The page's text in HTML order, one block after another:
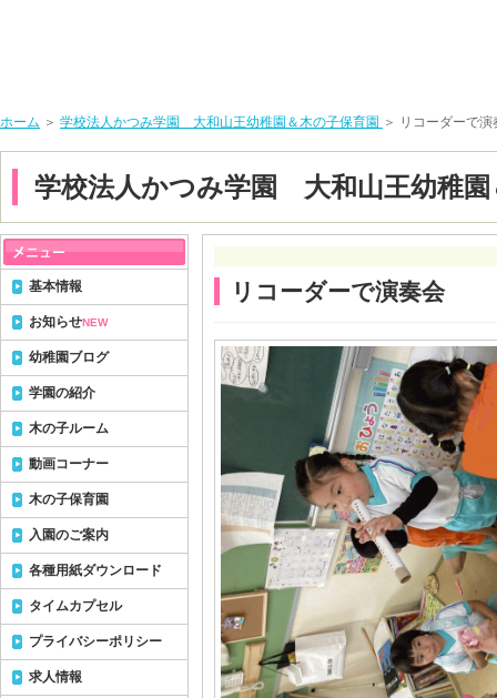
ホーム ＞ 学校法人かつみ学園 大和山王幼稚園＆木の子保育園 ＞ リコーダーで演
学校法人かつみ学園 大和山王幼稚園
リコーダーで演奏会
基本情報
お知らせNEW
幼稚園ブログ
学園の紹介
木の子ルーム
動画コーナー
木の子保育園
入園のご案内
各種用紙ダウンロード
タイムカプセル
プライバシーポリシー
求人情報